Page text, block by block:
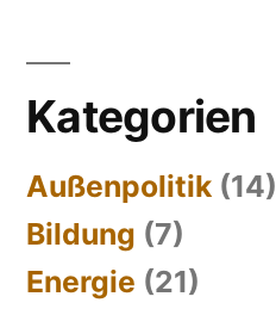
Kategorien
Außenpolitik (14)
Bildung (7)
Energie (21)